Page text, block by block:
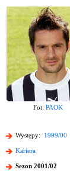
Fot: PAOK
Występy: 1999/00
Kariera
Sezon 2001/02